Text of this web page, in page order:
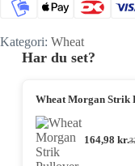
Kategori: Wheat
Har du set?
Wheat Morgan Strik
164,98 kr.